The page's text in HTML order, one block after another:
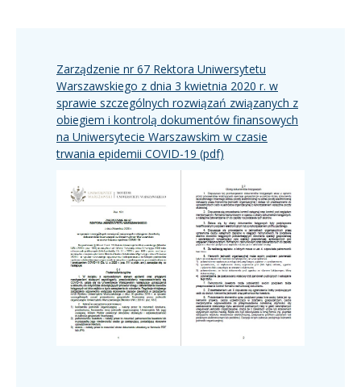
Zarządzenie nr 67 Rektora Uniwersytetu
Warszawskiego z dnia 3 kwietnia 2020 r. w
sprawie szczególnych rozwiązań związanych z
obiegiem i kontrolą dokumentów finansowych
na Uniwersytecie Warszawskim w czasie
trwania epidemii COVID-19 (pdf)